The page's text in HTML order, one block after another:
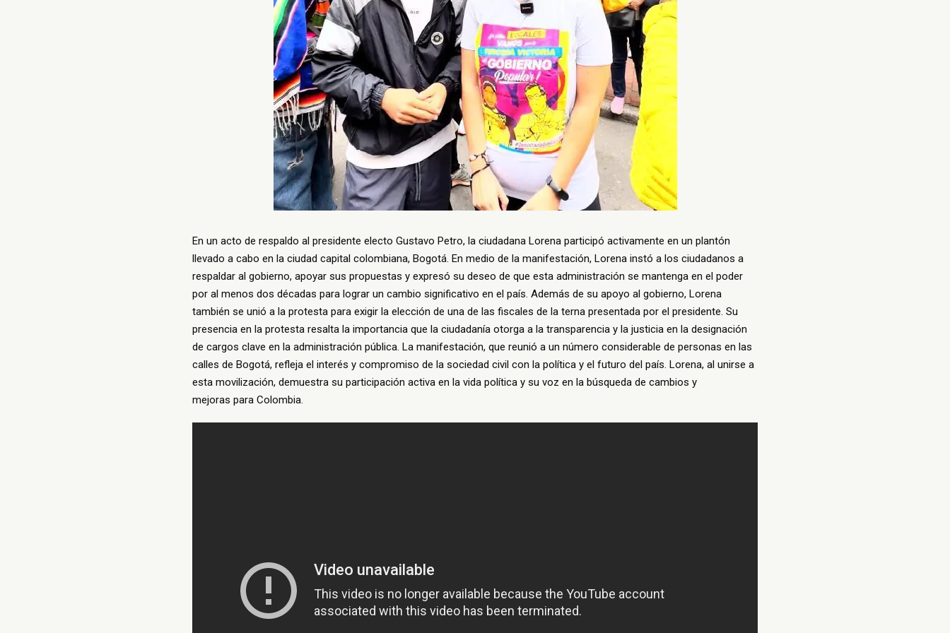
En un acto de respaldo al presidente electo Gustavo Petro, la ciudadana Lorena participó activamente en un plantón
llevado a cabo en la ciudad capital colombiana, Bogotá. En medio de la manifestación, Lorena instó a los ciudadanos a
respaldar al gobierno, apoyar sus propuestas y expresó su deseo de que esta administración se mantenga en el poder
por al menos dos décadas para lograr un cambio significativo en el país. Además de su apoyo al gobierno, Lorena
también se unió a la protesta para exigir la elección de una de las fiscales de la terna presentada por el presidente. Su
presencia en la protesta resalta la importancia que la ciudadanía otorga a la transparencia y la justicia en la designación
de cargos clave en la administración pública. La manifestación, que reunió a un número considerable de personas en las
calles de Bogotá, refleja el interés y compromiso de la sociedad civil con la política y el futuro del país. Lorena, al unirse a
esta movilización, demuestra su participación activa en la vida política y su voz en la búsqueda de cambios y
mejoras para Colombia.